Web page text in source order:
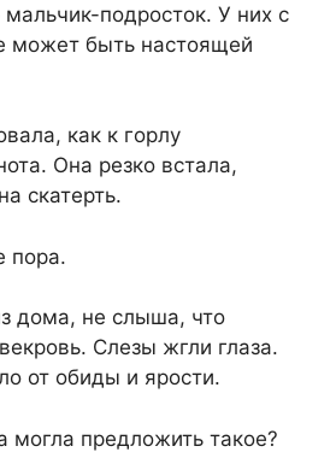
подросток. У них с
может быть настоящей
как к горлу
Она резко встала,
скатерть.
пора.
дома, не слыша, что
Слезы жгли глаза.
от обиды и ярости.
могла предложить такое?